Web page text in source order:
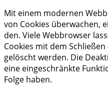
Mit einem moder­nen
von Coo­kies über­wa­chen,
den. Vie­le Web­brow­ser
Coo­kies mit dem
gelöscht wer­den. Die
eine ein­ge­schränk­te
Fol­ge haben.